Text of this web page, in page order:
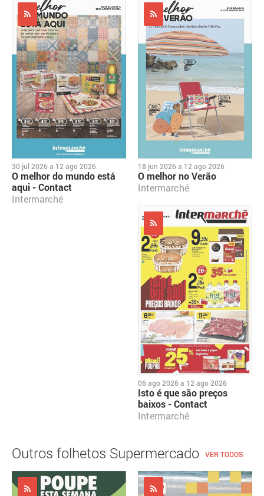
30 jul 2026 a 12 ago 2026
O melhor do mundo está
aqui - Contact
Intermarché
18 jun 2026 a 12 ago 2026
O melhor no Verão
Intermarché
06 ago 2026 a 12 ago 2026
Isto é que são preços
baixos - Contact
Intermarché
Outros folhetos Supermercado VER TODOS